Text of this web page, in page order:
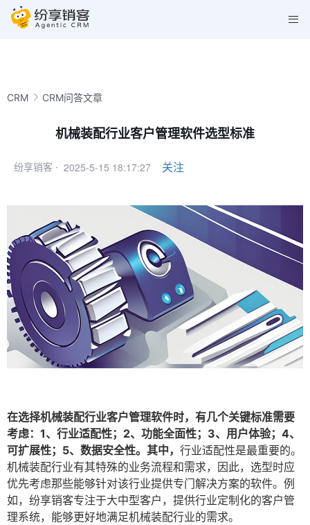
CRM CRM问答文章
机械装配行业客户管理软件选型标准
纷享销客 · 2025-5-15 18:17:27 关注
在选择机械装配行业客户管理软件时，有几个关键标准需要
考虑：1、行业适配性；2、功能全面性；3、用户体验；4、
可扩展性；5、数据安全性。其中， 行业适配性是最重要的。
机械装配行业有其特殊的业务流程和需求，因此，选型时应
优先考虑那些能够针对该行业提供专门解决方案的软件。例
如，纷享销客专注于大中型客户，提供行业定制化的客户管
理系统，能够更好地满足机械装配行业的需求。